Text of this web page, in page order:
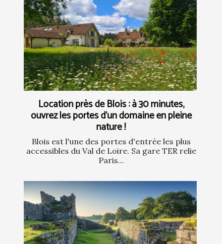
Location près de Blois : à 30 minutes,
ouvrez les portes d’un domaine en pleine
nature !
Blois est l'une des portes d'entrée les plus
accessibles du Val de Loire. Sa gare TER relie
Paris...